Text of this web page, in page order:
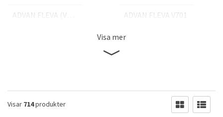
ADVAN FLEVA V701
ADVAN SPORT V103
Visa mer
Visar 714produkter